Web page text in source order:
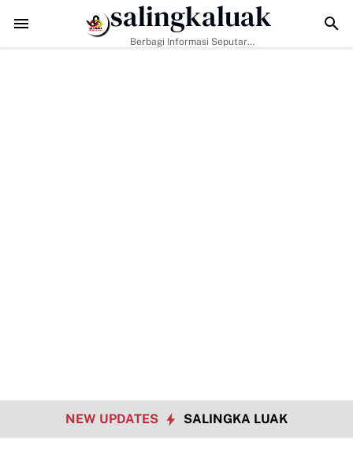
TMMD ke-129 Kodim 0306/50 Kota Pacu Pengerasan Jalan,
salingkaluak
Berbagi Informasi Seputar
NEW UPDATES SALINGKA LUAK